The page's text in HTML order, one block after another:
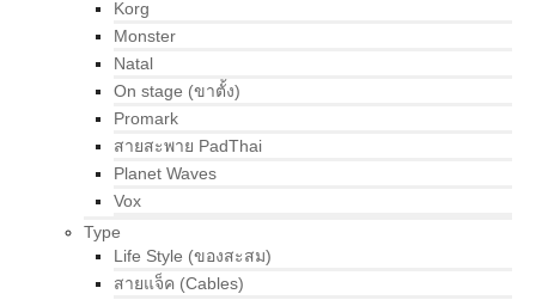
Korg
Monster
Natal
On stage (ขาตั้ง)
Promark
สายสะพาย PadThai
Planet Waves
Vox
Type
Life Style (ของสะสม)
สายแจ็ค (Cables)